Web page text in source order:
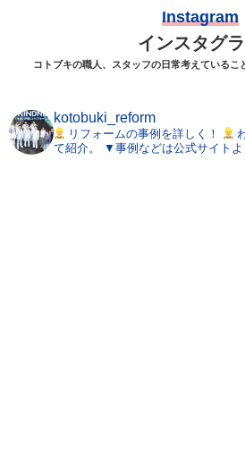
Instagram
インスタグ
コトブキの職人、スタッフの日常考えているこ
kotobuki_reform
リフォームの事例を詳しく！
て紹介。
▼事例などは公式サイト